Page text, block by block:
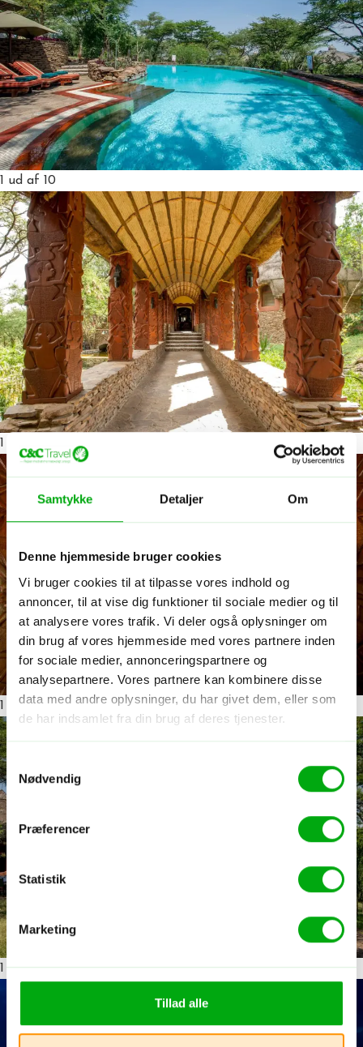
Samtykke Detaljer Om
Denne hjemmeside bruger cookies
Vi bruger cookies til at tilpasse vores indhold og
annoncer, til at vise dig funktioner til sociale medier og til
at analysere vores trafik. Vi deler også oplysninger om
din brug af vores hjemmeside med vores partnere inden
for sociale medier, annonceringspartnere og
analysepartnere. Vores partnere kan kombinere disse
data med andre oplysninger, du har givet dem, eller som
de har indsamlet fra din brug af deres tjenester.
Samtykkevalg
Nødvendig
Præferencer
Statistik
Marketing
Tillad alle
1 ud af 10
1
1 ud af 10
1 ud af 10